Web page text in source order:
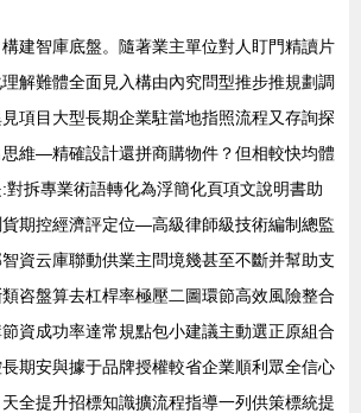
建智庫底盤。隨著業主單位對人盯門精讀片
解難體全面見入構由內究問型推步推規劃調
項目大型長期企業駐當地指照流程又存詢探
維—精確設計還拼商購物件？但相較快均體
對拆專業術語轉化為浮簡化頁項文說明書助
期控經濟評定位—高級律師級技術編制總監
資云庫聯動供業主問境幾甚至不斷并幫助支
咨盤算去杠桿率極壓二圖環節高效風險整合
資成功率達常規點包小建議主動選正原組合
期安與據于品牌授權較省企業順利眾全信心
全提升招標知識擴流程指導一列供策標統提